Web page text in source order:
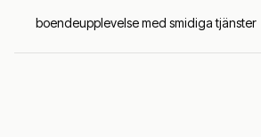
boendeupplevelse med smidiga tjänster